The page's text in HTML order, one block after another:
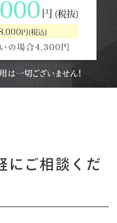
にご相談くだ